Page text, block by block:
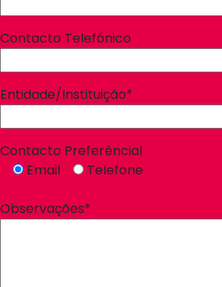
Contacto Telefónico
Entidade/Instituição*
Contacto Preferêncial
Email
Telefone
Observações*